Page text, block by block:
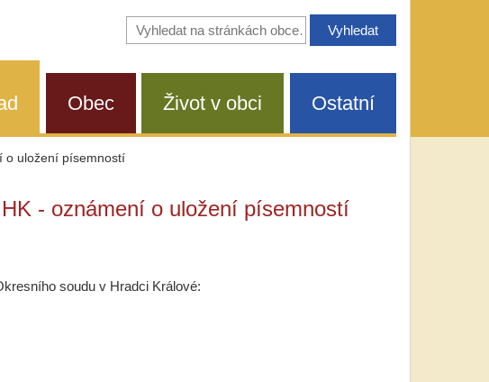
Vyhledávání
na
Obec Život v obci Ostatní
o uložení písemností
- oznámení o uložení písemností
soudu v Hradci Králové: